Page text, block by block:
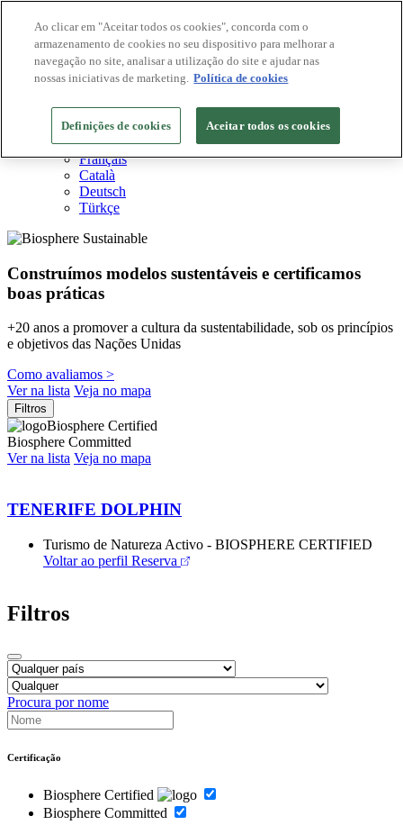
Destinos Biosphere
Empresas Biosphere
Como avaliamos
PT
English
Español
Français
Català
Deutsch
Türkçe
Construímos modelos sustentáveis ​​e certificamos
boas práticas
+20 anos a promover a cultura da sustentabilidade, sob os princípios
e objetivos das Nações Unidas
Como avaliamos >
Ver na lista Veja no mapa
Filtros
Biosphere Certified
Biosphere Committed
Ver na lista Veja no mapa
TENERIFE DOLPHIN
Turismo de Natureza Activo - BIOSPHERE CERTIFIED
Voltar ao perfil Reserva
Filtros
Procura por nome
Certificação
Biosphere Certified
Biosphere Committed
Ao clicar em "Aceitar todos os cookies", concorda com o
armazenamento de cookies no seu dispositivo para melhorar a
navegação no site, analisar a utilização do site e ajudar nas
nossas iniciativas de marketing. Política de cookies
Definições de cookies Aceitar todos os cookies